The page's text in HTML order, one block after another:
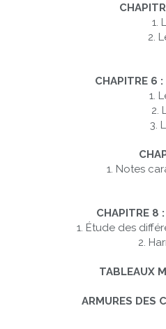
1.
2.
CHAPITRE 6
1.
2.
3.
1. Notes
CHAPITRE 8
1. Étude des
2.
TABLEAUX
ARMURES DES